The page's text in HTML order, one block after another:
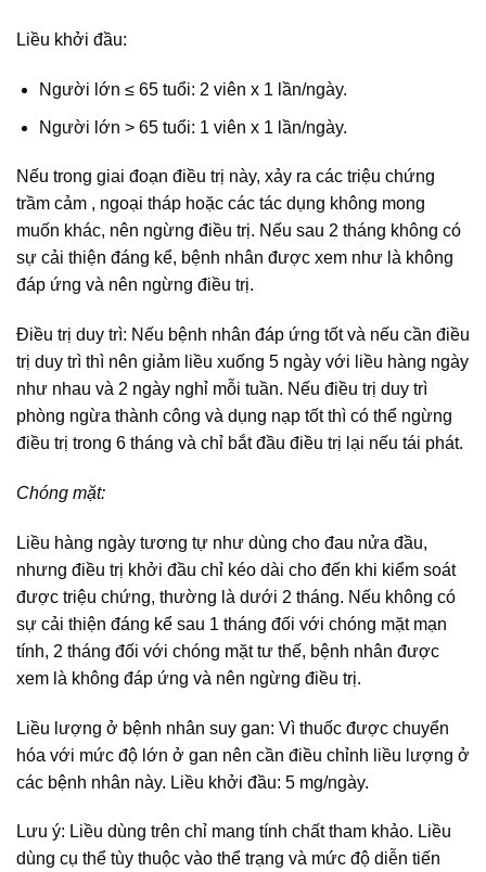
Liều khởi đầu:
Người lớn ≤ 65 tuổi: 2 viên x 1 lần/ngày.
Người lớn > 65 tuổi: 1 viên x 1 lần/ngày.
Nếu trong giai đoạn điều trị này, xảy ra các triệu chứng
trầm cảm , ngoại tháp hoặc các tác dụng không mong
muốn khác, nên ngừng điều trị. Nếu sau 2 tháng không có
sự cải thiện đáng kể, bệnh nhân được xem như là không
đáp ứng và nên ngừng điều trị.
Điều trị duy trì: Nếu bệnh nhân đáp ứng tốt và nếu cần điều
trị duy trì thì nên giảm liều xuống 5 ngày với liều hàng ngày
như nhau và 2 ngày nghỉ mỗi tuần. Nếu điều trị duy trì
phòng ngừa thành công và dụng nạp tốt thì có thể ngừng
điều trị trong 6 tháng và chỉ bắt đầu điều trị lại nếu tái phát.
Chóng mặt:
Liều hàng ngày tương tự như dùng cho đau nửa đầu,
nhưng điều trị khởi đầu chỉ kéo dài cho đến khi kiểm soát
được triệu chứng, thường là dưới 2 tháng. Nếu không có
sự cải thiện đáng kể sau 1 tháng đối với chóng mặt mạn
tính, 2 tháng đối với chóng mặt tư thế, bệnh nhân được
xem là không đáp ứng và nên ngừng điều trị.
Liều lượng ở bệnh nhân suy gan: Vì thuốc được chuyển
hóa với mức độ lớn ở gan nên cần điều chỉnh liều lượng ở
các bệnh nhân này. Liều khởi đầu: 5 mg/ngày.
Lưu ý: Liều dùng trên chỉ mang tính chất tham khảo. Liều
dùng cụ thể tùy thuộc vào thể trạng và mức độ diễn tiến